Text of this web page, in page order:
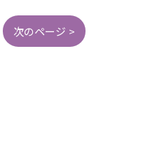
次のページ >